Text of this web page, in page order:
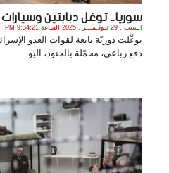
سوريا.. توغل دبابتين
السبت , 29 نـوفـمـبـر , 2025 الساعة 9:34:21 PM
توغّلت دوريّة تابعة لقوات العدو
دفع رباعي، محمّلة بالجنود، اليو. .